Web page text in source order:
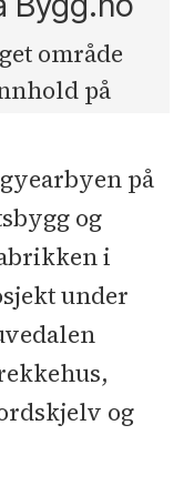
avgjorde
LITEX
som ikke
kan
smart
område
på
men er
betalt
på
og
i
under
og